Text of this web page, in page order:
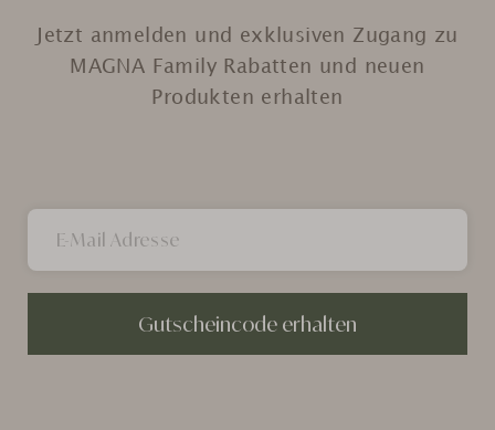
Jetzt anmelden und exklusiven Zugang zu
MAGNA Family Rabatten und neuen
Produkten erhalten
Gutscheincode erhalten